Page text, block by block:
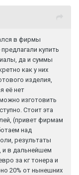
в фирмы
купить
да и суммы
как у них
изделия,
её нет
изготовить
Стоит эта
(привет фирмам
над
результаты
и в дальнейшем
за кг тонера и
20% от нынешних